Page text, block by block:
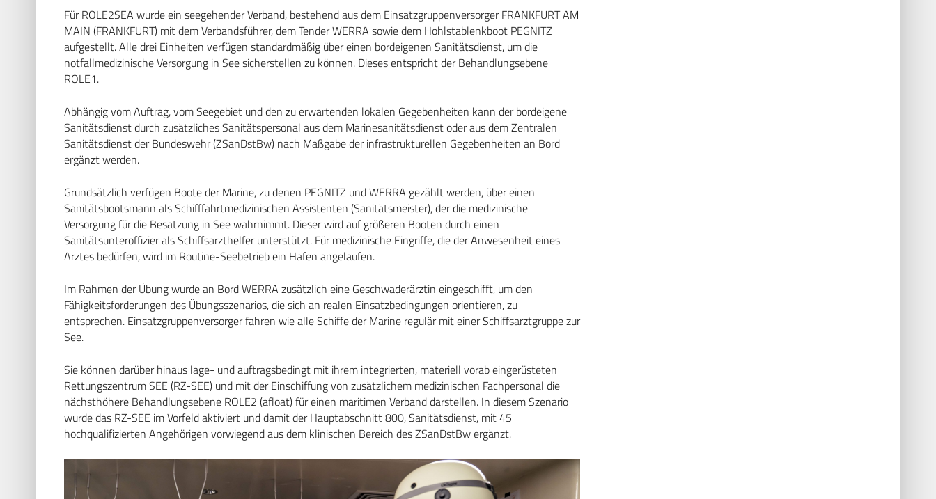
Für ROLE2SEA wurde ein seegehender Verband, bestehend aus dem Einsatzgruppenversorger FRANKFURT AM
MAIN (FRANKFURT) mit dem Verbandsführer, dem Tender WERRA sowie dem Hohlstablenkboot PEGNITZ
aufgestellt. Alle drei Einheiten verfügen standardmäßig über einen bordeigenen Sanitätsdienst, um die
notfallmedizinische Versorgung in See sicherstellen zu können. Dieses entspricht der Behandlungsebene
ROLE1.
Abhängig vom Auftrag, vom Seegebiet und den zu erwartenden lokalen Gegebenheiten kann der bordeigene
Sanitätsdienst durch zusätzliches Sanitätspersonal aus dem Marinesanitätsdienst oder aus dem Zentralen
Sanitätsdienst der Bundeswehr (ZSanDstBw) nach Maßgabe der infrastrukturellen Gegebenheiten an Bord
ergänzt werden.
Grundsätzlich verfügen Boote der Marine, zu denen PEGNITZ und WERRA gezählt werden, über einen
Sanitätsbootsmann als Schifffahrtmedizinischen Assistenten (Sanitätsmeister), der die medizinische
Versorgung für die Besatzung in See wahrnimmt. Dieser wird auf größeren Booten durch einen
Sanitätsunteroffizier als Schiffsarzthelfer unterstützt. Für medizinische Eingriffe, die der Anwesenheit eines
Arztes bedürfen, wird im Routine-Seebetrieb ein Hafen angelaufen.
Im Rahmen der Übung wurde an Bord WERRA zusätzlich eine Geschwaderärztin eingeschifft, um den
Fähigkeitsforderungen des Übungsszenarios, die sich an realen Einsatzbedingungen orientieren, zu
entsprechen. Einsatzgruppenversorger fahren wie alle Schiffe der Marine regulär mit einer Schiffsarztgruppe zur
See.
Sie können darüber hinaus lage- und auftragsbedingt mit ihrem integrierten, materiell vorab eingerüsteten
Rettungszentrum SEE (RZ-SEE) und mit der Einschiffung von zusätzlichem medizinischen Fachpersonal die
nächsthöhere Behandlungsebene ROLE2 (afloat) für einen maritimen Verband darstellen. In diesem Szenario
wurde das RZ-SEE im Vorfeld aktiviert und damit der Hauptabschnitt 800, Sanitätsdienst, mit 45
hochqualifizierten Angehörigen vorwiegend aus dem klinischen Bereich des ZSanDstBw ergänzt.